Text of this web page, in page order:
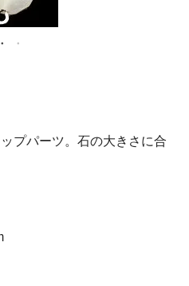
プパーツ。石の大きさに合